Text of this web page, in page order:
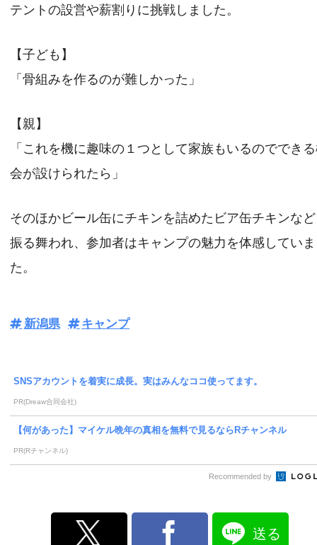
テントの設営や薪割りに挑戦しました。
【子ども】
「骨組みを作るのが難しかった」
【親】
「これを機に趣味の１つとして家族もいるのででき
会が設けられたら」
そのほかビール缶にチキンを詰めたビア缶チキンな
振る舞われ、参加者はキャンプの魅力を体感してい
た。
新潟県 キャンプ
SNSアカウントを着実に成長。実はみんなココ使ってます。
PR(Dreaw合同会社)
【何があった】マイケル晩年の真相を無料で見るならRチャンネル
PR(Rチャンネル)
Recommended by
送る